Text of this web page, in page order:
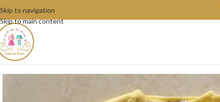
Skip to navigation
Skip to main content